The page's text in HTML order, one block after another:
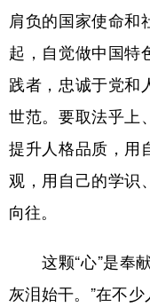
肩负的国家使命和
起，自觉做中国特
践者，忠诚于党和
世范。要取法乎上
提升人格品质，用
观，用自己的学识
向往。
这颗“心”是奉献
灰泪始干。”在不